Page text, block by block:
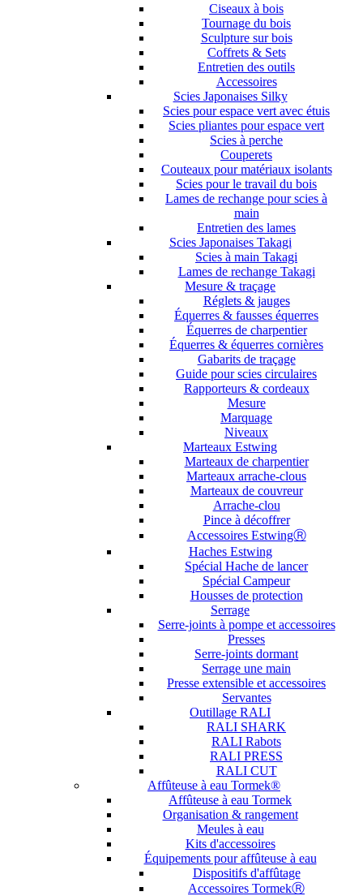
Ciseaux à bois
Tournage du bois
Sculpture sur bois
Coffrets & Sets
Entretien des outils
Accessoires
Scies Japonaises Silky
Scies pour espace vert avec étuis
Scies pliantes pour espace vert
Scies à perche
Couperets
Couteaux pour matériaux isolants
Scies pour le travail du bois
Lames de rechange pour scies à
main
Entretien des lames
Scies Japonaises Takagi
Scies à main Takagi
Lames de rechange Takagi
Mesure & traçage
Réglets & jauges
Équerres & fausses équerres
Équerres de charpentier
Équerres & équerres cornières
Gabarits de traçage
Guide pour scies circulaires
Rapporteurs & cordeaux
Mesure
Marquage
Niveaux
Marteaux Estwing
Marteaux de charpentier
Marteaux arrache-clous
Marteaux de couvreur
Arrache-clou
Pince à décoffrer
Accessoires EstwingⓇ
Haches Estwing
Spécial Hache de lancer
Spécial Campeur
Housses de protection
Serrage
Serre-joints à pompe et accessoires
Presses
Serre-joints dormant
Serrage une main
Presse extensible et accessoires
Servantes
Outillage RALI
RALI SHARK
RALI Rabots
RALI PRESS
RALI CUT
Affûteuse à eau Tormek®
Affûteuse à eau Tormek
Organisation & rangement
Meules à eau
Kits d'accessoires
Équipements pour affûteuse à eau
Dispositifs d'affûtage
Accessoires TormekⓇ